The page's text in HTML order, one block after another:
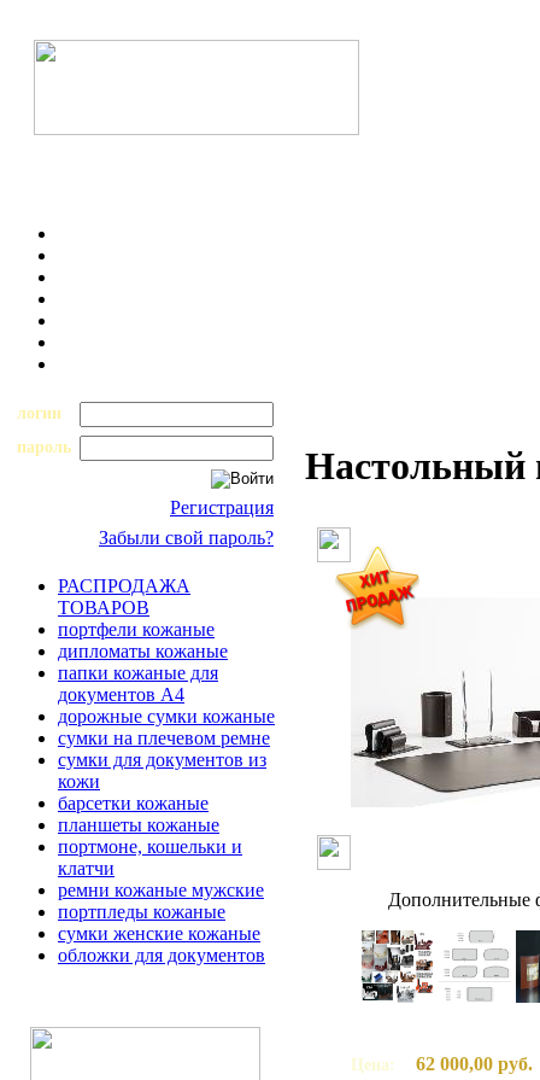
логин
пароль
Регистрация
Забыли свой пароль?
РАСПРОДАЖА
ТОВАРОВ
портфели кожаные
дипломаты кожаные
папки кожаные для
документов А4
дорожные сумки кожаные
сумки на плечевом ремне
сумки для документов из
кожи
барсетки кожаные
планшеты кожаные
портмоне, кошельки и
клатчи
ремни кожаные мужские
портпледы кожаные
сумки женские кожаные
обложки для документов
Настольный
Дополнительные
Цена: 62 000,00 руб.